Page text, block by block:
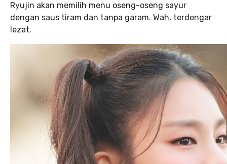
Ryujin akan memilih menu oseng-oseng sayur
dengan saus tiram dan tanpa garam. Wah, terdengar
lezat.